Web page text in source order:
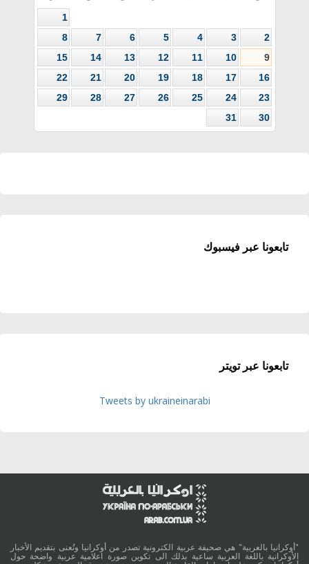
1
2
3
4
5
6
7
8
9
10
11
12
13
14
15
16
17
18
19
20
21
22
23
24
25
26
27
28
29
30
31
تابعونا عبر فيسبوك
تابعونا عبر تويتر
Tweets by ukraineinarabi
"أوكرانيا بالعربية" هي صحيفة عربية الكترونية تصدر من أوكرانيا وتُعنى بتقديم الأخبار
الأوكرانية باللغة العربية ساعية بذلك الى تكوين صورة اعلامية عربية واضحة حول